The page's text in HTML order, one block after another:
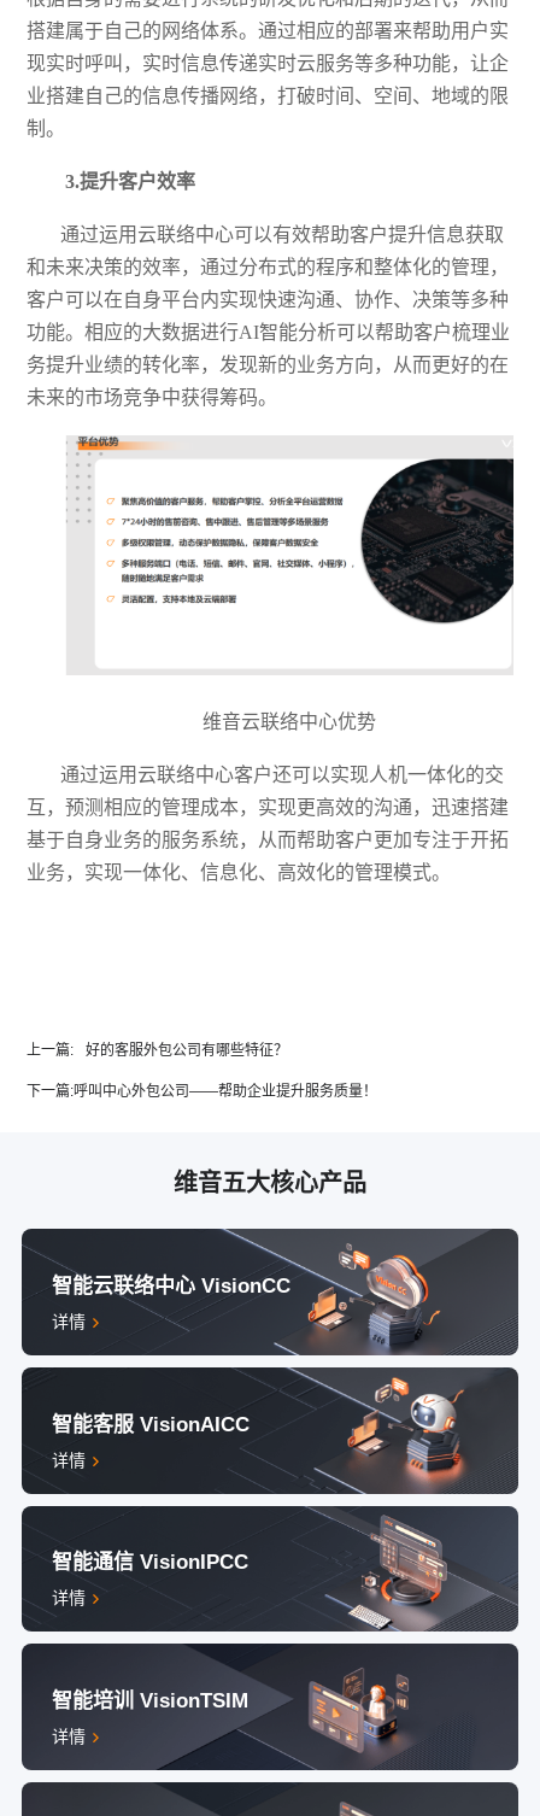
搭建属于自己的网络体系。通过相应的部署来帮助用户实
现实时呼叫，实时信息传递实时云服务等多种功能，让企
业搭建自己的信息传播网络，打破时间、空间、地域的限
制。
3.提升客户效率
通过运用云联络中心可以有效帮助客户提升信息获取
和未来决策的效率，通过分布式的程序和整体化的管理，
客户可以在自身平台内实现快速沟通、协作、 决策等多种
功能。相应的大数据进行AI智能分析可以帮助客户梳理业
务提升业绩的转化率， 发现新的业务方向，从而更好的在
未来的市场竞争中获得筹码。
维音云联络中心优势
通过运用云联络中心客户还可以实现人机一体化的交
互 ，预测相应的管理成本， 实现更高效的沟通 ，迅速搭建
基于自身业务的服务系统，从而帮助客户更加专注于开拓
业务，实现一体化、信息化、高效化的管理模式。
上一篇: 好的客服外包公司有哪些特征？
下一篇:呼叫中心外包公司——帮助企业提升服务质量！
维音五大核心产品
智能云联络中心 VisionCC
详情
智能客服 VisionAICC
详情
智能通信 VisionIPCC
详情
智能培训 VisionTSIM
详情